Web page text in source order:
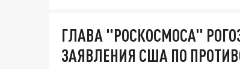
ГЛАВА "РОСКОСМОСА"
ЗАЯВЛЕНИЯ США ПО